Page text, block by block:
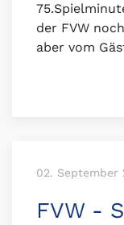
der FVW
aber vom
02. September
FVW -